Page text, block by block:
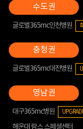
글로벌365mc인천병원
글로벌365mc대전병원
대구365mc병원
해운대 람스 스페셜센터